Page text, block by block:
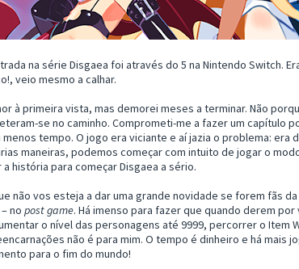
na série Disgaea foi através do 5 na Nintendo Switch.
veio mesmo a calhar.
à primeira vista, mas demorei meses a terminar. Não
se no caminho. Comprometi-me a fazer um capítulo
tempo. O jogo era viciante e aí jazia o problema: era
maneiras, podemos começar com intuito de jogar o
história para começar Disgaea a sério.
não vos esteja a dar uma grande novidade se forem fãs
no post game. Há imenso para fazer que quando derem
o nível das personagens até 9999, percorrer o Item
não é para mim. O tempo é dinheiro e há mais
para o fim do mundo!